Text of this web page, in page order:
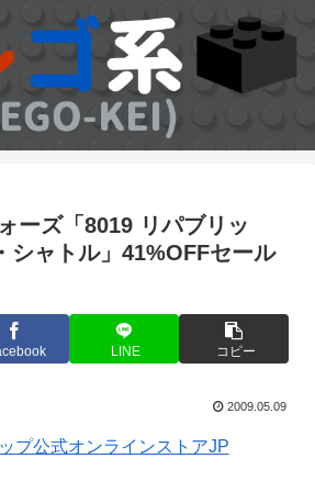
ーズ「8019 リパブリッ
シャトル」41%OFFセール
LINE コピー
2009.05.09